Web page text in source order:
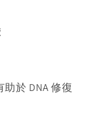
於 DNA 修復